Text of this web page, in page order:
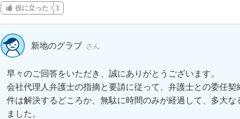
役に立った 1
新地のグラブ さん
早々のご回答をいただき、誠にありがとうございます。
会社代理人弁護士の指摘と要請に従って、弁護士との委任
件は解決するどころか、無駄に時間のみが経過して、多大
ました。